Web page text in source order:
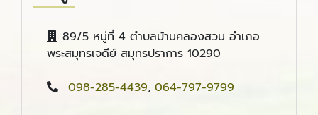
89/5 หมู่ที่ 4 ตำบลบ้านคลองสวน อำเภอ
พระสมุทรเจดีย์ สมุทรปราการ 10290
098-285-4439, 064-797-9799